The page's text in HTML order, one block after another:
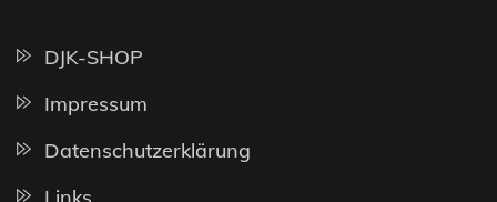
DJK-SHOP
Impressum
Datenschutzerklärung